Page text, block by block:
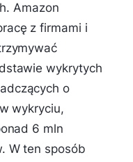
Amazon
z firmami i
wykrytych
o
wykryciu,
6 mln
W ten sposób